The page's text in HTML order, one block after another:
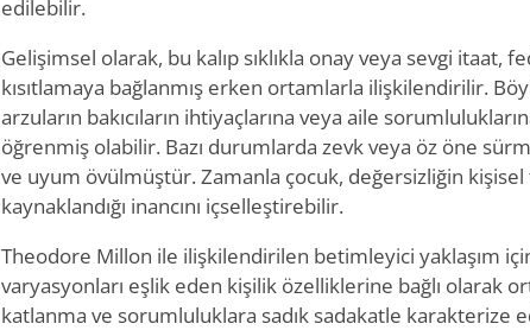
edilebilir.
Gelişimsel olarak, bu kalıp sıklıkla onay veya sevgi itaat,
kısıtlamaya bağlanmış erken ortamlarla ilişkilendirilir.
arzuların bakıcıların ihtiyaçlarına veya aile
öğrenmiş olabilir. Bazı durumlarda zevk veya öz öne
ve uyum övülmüştür. Zamanla çocuk, değersizliğin
kaynaklandığı inancını içselleştirebilir.
Theodore Millon ile ilişkilendirilen betimleyici yaklaşım
varyasyonları eşlik eden kişilik özelliklerine bağlı olarak
katlanma ve sorumluluklara sadık sadakatle karakterize